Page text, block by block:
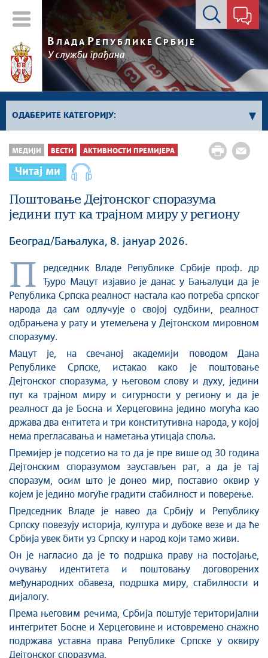
Контакт форма
В ЛАДА РЕПУБЛИКЕ СРБИЈЕ
У служби грађана
ОДАБЕРИТЕ КАТЕГОРИЈУ:
Влада Србије
Активности премијера
Активности потпредседника
Активности Владе
Косово и Метохија
Политика
Стоп корупцији
Култура и вера
Спорт
Конференције за новинаре
Интервјуи
Линкови
Издвојене теме
COVID-19 - архива
МЕДИЈИ ВЕСТИ АКТИВНОСТИ ПРЕМИЈЕРА
Читај ми
Поштовање Дејтонског споразума
једини пут ка трајном миру у региону
Београд/Бањалука, 8. јануар 2026.
П
редседник Владе Републике Србије проф. др
Ђуро Мацут изјавио је данас у Бањалуци да је
Република Српска реалност настала као потреба српског
народа да сам одлучује о својој судбини, реалност
одбрањена у рату и утемељена у Дејтонском мировном
споразуму.
Мацут је
на свечаној академији поводом Дана
Републике Српске,
истакао како је поштовање
Дејтонског споразума, у његовом слову и духу, једини
пут ка трајном миру и сигурности у региону и да је
реалност да је Босна и Херцеговина једино могућа као
држава два ентитета и три конститутивна народа, у којој
нема прегласавања и наметања утицаја споља.
Премијер је подсетио на то да је пре више од 30 година
Дејтонским споразумом заустављен рат, а да је тај
споразум, осим што је донео мир, поставио оквир у
којем је једино могуће градити стабилност и поверење.
Председник Владе је навео да Србију и Републику
Српску повезују историја, култура и дубоке везе и да ће
Србија увек бити уз Српску и народ који тамо живи.
Он је нагласио да је то подршка праву на постојање,
очувању идентитета и поштовању договорених
међународних обавеза, подршка миру, стабилности и
дијалогу.
Према његовим речима, Србија поштује територијални
интегритет Босне и Херцеговине и истовремено снажно
подржава уставна права Републике Српске у оквиру
Дејтонског споразума.